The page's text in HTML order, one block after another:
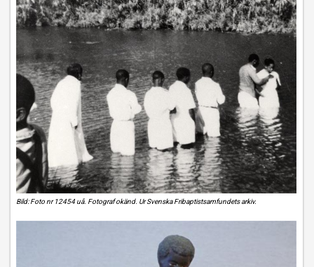
Bild: Foto nr 12454 uå. Fotograf okänd. Ur Svenska Fribaptistsamfundets arkiv.